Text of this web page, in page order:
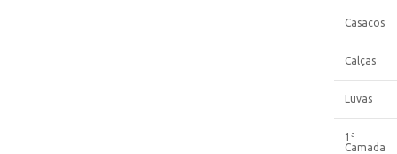
Casacos
Calças
Luvas
1ª
Camada